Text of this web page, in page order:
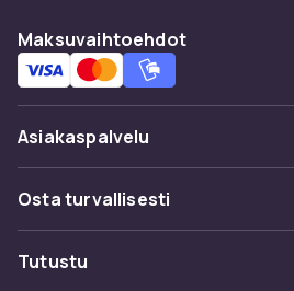
maista ja genreistä, joten
elokuvaelämyksiä
kulttiklassikoita, kriitikoiden
jotain jännittävää löydettävää.
Laaja valikoima
Piditpä sitten
elokuvista,
Maksuvaihtoehdot
Asiakaspalvelu
Usein kysyttyä (UKK)
Seuraa pakettia
Osta turvallisesti
Maksuvaihtoehdot
Tutustu